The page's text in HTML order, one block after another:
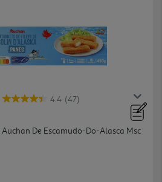
4.4 (47)
De Escamudo-Do-Alasca Msc